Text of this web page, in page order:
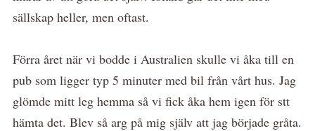
sällskap heller, men oftast.
Förra året när vi bodde i Australien skulle vi åka till en
pub som ligger typ 5 minuter med bil från vårt hus. Jag
glömde mitt leg hemma så vi fick åka hem igen för stt
hämta det. Blev så arg på mig själv att jag började gråta.